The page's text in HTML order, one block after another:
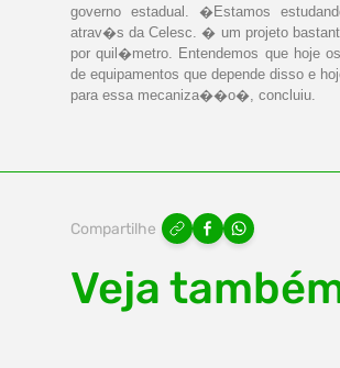
governo estadual. �Estamos
atrav�s da Celesc. � um projeto
por quil�metro. Entendemos que hoje
de equipamentos que depende disso e
para essa mecaniza��o�, concluiu.
Compartilhe
Veja